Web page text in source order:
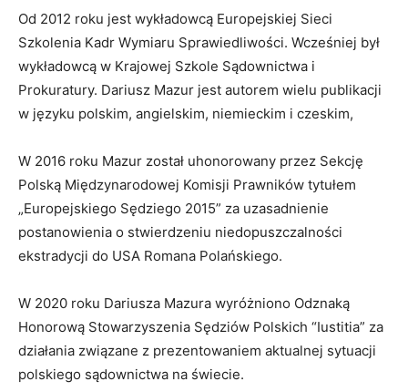
Od 2012 roku jest wykładowcą Europejskiej Sieci
Szkolenia Kadr Wymiaru Sprawiedliwości. Wcześniej był
wykładowcą w Krajowej Szkole Sądownictwa i
Prokuratury. Dariusz Mazur jest autorem wielu publikacji
w języku polskim, angielskim, niemieckim i czeskim,
W 2016 roku Mazur został uhonorowany przez Sekcję
Polską Międzynarodowej Komisji Prawników tytułem
„Europejskiego Sędziego 2015” za uzasadnienie
postanowienia o stwierdzeniu niedopuszczalności
ekstradycji do USA Romana Polańskiego.
W 2020 roku Dariusza Mazura wyróżniono Odznaką
Honorową Stowarzyszenia Sędziów Polskich “Iustitia” za
działania związane z prezentowaniem aktualnej sytuacji
polskiego sądownictwa na świecie.